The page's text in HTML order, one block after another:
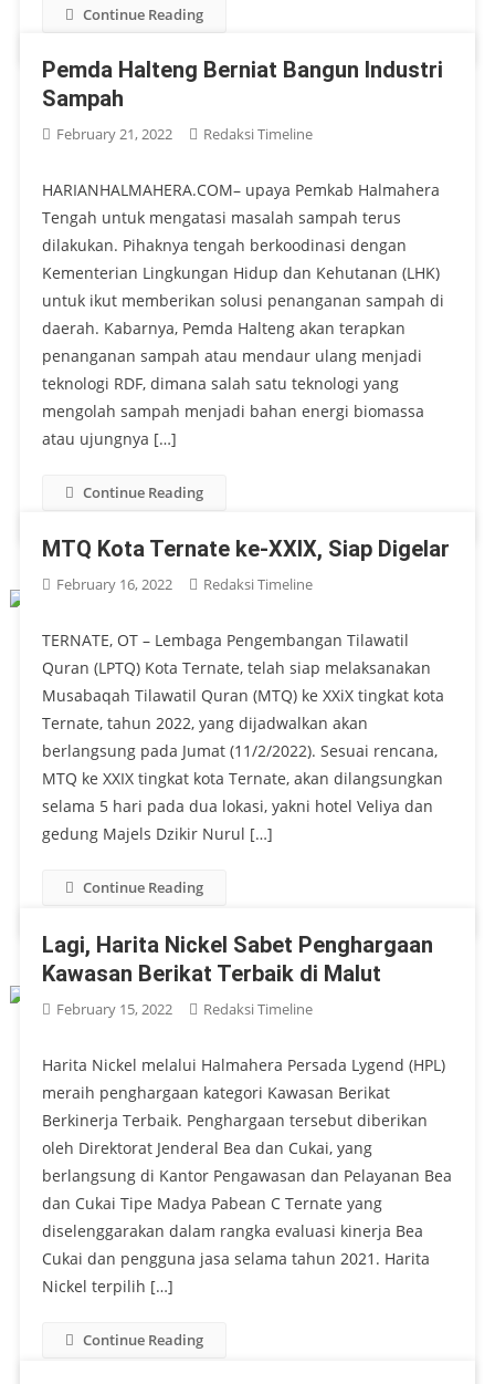
Continue Reading
Pemda Halteng Berniat Bangun Industri
Sampah
February 21, 2022 Redaksi Timeline
HARIANHALMAHERA.COM– upaya Pemkab Halmahera
Tengah untuk mengatasi masalah sampah terus
dilakukan. Pihaknya tengah berkoodinasi dengan
Kementerian Lingkungan Hidup dan Kehutanan (LHK)
untuk ikut memberikan solusi penanganan sampah di
daerah. Kabarnya, Pemda Halteng akan terapkan
penanganan sampah atau mendaur ulang menjadi
teknologi RDF, dimana salah satu teknologi yang
mengolah sampah menjadi bahan energi biomassa
atau ujungnya […]
Continue Reading
MTQ Kota Ternate ke-XXIX, Siap Digelar
February 16, 2022 Redaksi Timeline
TERNATE, OT – Lembaga Pengembangan Tilawatil
Quran (LPTQ) Kota Ternate, telah siap melaksanakan
Musabaqah Tilawatil Quran (MTQ) ke XXiX tingkat kota
Ternate, tahun 2022, yang dijadwalkan akan
berlangsung pada Jumat (11/2/2022). Sesuai rencana,
MTQ ke XXIX tingkat kota Ternate, akan dilangsungkan
selama 5 hari pada dua lokasi, yakni hotel Veliya dan
gedung Majels Dzikir Nurul […]
Continue Reading
Lagi, Harita Nickel Sabet Penghargaan
Kawasan Berikat Terbaik di Malut
February 15, 2022 Redaksi Timeline
Harita Nickel melalui Halmahera Persada Lygend (HPL)
meraih penghargaan kategori Kawasan Berikat
Berkinerja Terbaik. Penghargaan tersebut diberikan
oleh Direktorat Jenderal Bea dan Cukai, yang
berlangsung di Kantor Pengawasan dan Pelayanan Bea
dan Cukai Tipe Madya Pabean C Ternate yang
diselenggarakan dalam rangka evaluasi kinerja Bea
Cukai dan pengguna jasa selama tahun 2021. Harita
Nickel terpilih […]
Continue Reading